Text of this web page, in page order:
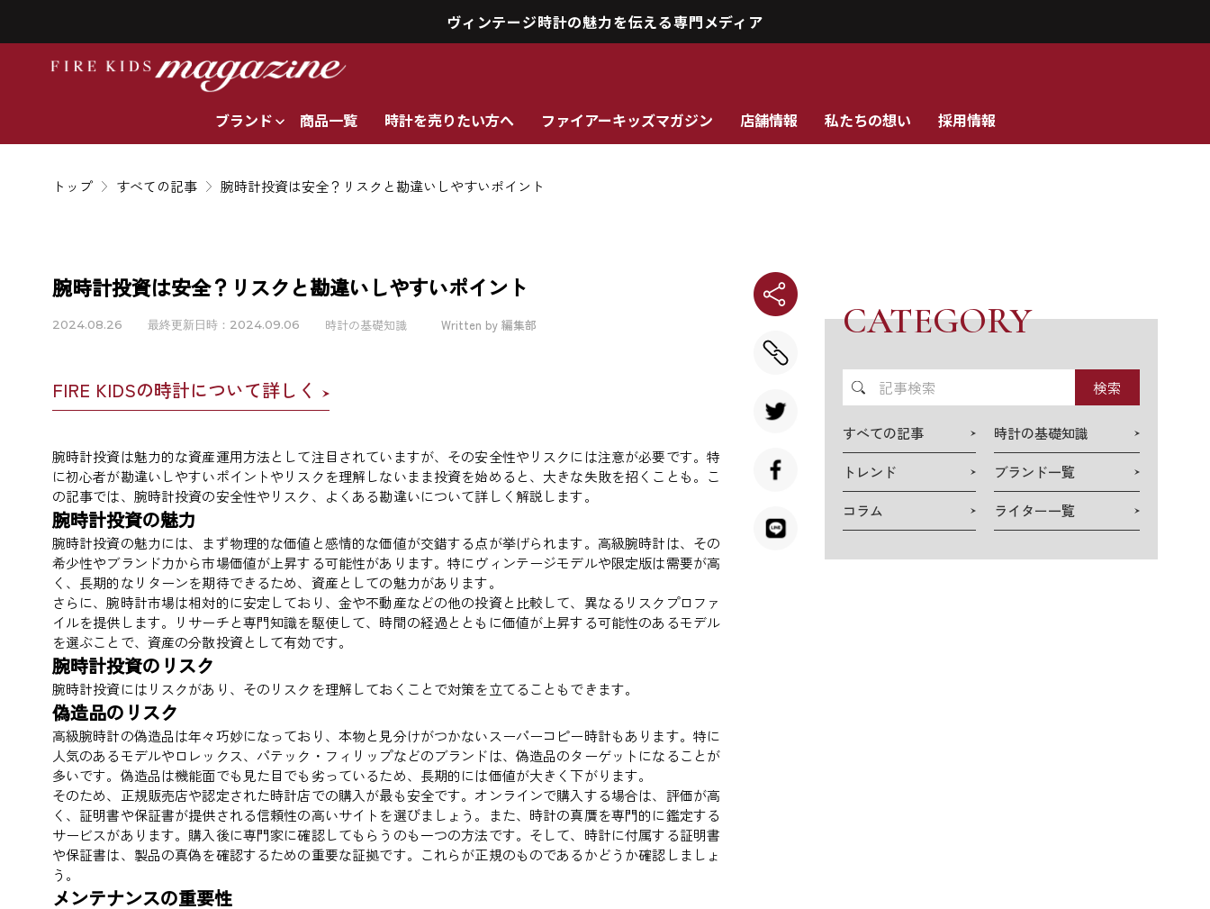
ヴィンテージ時計の魅力を伝える専門メディア
ブランド 商品一覧 時計を売りたい方へ ファイアーキッズマガジン 店舗情報 私たちの想い 採用情報
トップ すべての記事 腕時計投資は安全？リスクと勘違いしやすいポイント
腕時計投資は安全？リスクと勘違いしやすいポイント
2024.08.26 最終更新日時：2024.09.06 時計の基礎知識 Written by 編集部
FIRE KIDSの時計について詳しく
腕時計投資は魅力的な資産運用方法として注目されていますが、その安全性やリスクには注意が必要です。特
に初心者が勘違いしやすいポイントやリスクを理解しないまま投資を始めると、大きな失敗を招くことも。こ
の記事では、腕時計投資の安全性やリスク、よくある勘違いについて詳しく解説します。
腕時計投資の魅力
腕時計投資の魅力には、まず物理的な価値と感情的な価値が交錯する点が挙げられます。高級腕時計は、その
希少性やブランド力から市場価値が上昇する可能性があります。特にヴィンテージモデルや限定版は需要が高
く、長期的なリターンを期待できるため、資産としての魅力があります。
さらに、腕時計市場は相対的に安定しており、金や不動産などの他の投資と比較して、異なるリスクプロファ
イルを提供します。リサーチと専門知識を駆使して、時間の経過とともに価値が上昇する可能性のあるモデル
を選ぶことで、資産の分散投資として有効です。
腕時計投資のリスク
腕時計投資にはリスクがあり、そのリスクを理解しておくことで対策を立てることもできます。
偽造品のリスク
高級腕時計の偽造品は年々巧妙になっており、本物と見分けがつかないスーパーコピー時計もあります。特に
人気のあるモデルやロレックス、パテック・フィリップなどのブランドは、偽造品のターゲットになることが
多いです。偽造品は機能面でも見た目でも劣っているため、長期的には価値が大きく下がります。
そのため、正規販売店や認定された時計店での購入が最も安全です。オンラインで購入する場合は、評価が高
く、証明書や保証書が提供される信頼性の高いサイトを選びましょう。また、時計の真贋を専門的に鑑定する
サービスがあります。購入後に専門家に確認してもらうのも一つの方法です。そして、時計に付属する証明書
や保証書は、製品の真偽を確認するための重要な証拠です。これらが正規のものであるかどうか確認しましょ
う。
メンテナンスの重要性
CATEGORY
記
事
検
索
すべての記事
トレンド
コラム
時計の基礎知識
ブランド一覧
ライター一覧